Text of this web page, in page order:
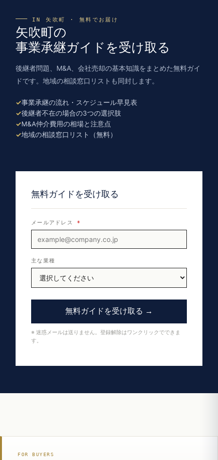
IN 矢吹町 · 無料でお届け
矢吹町の
事業承継ガイドを受け取る
後継者問題、M&A、会社売却の基本知識をまとめた無料ガイ
ドです。地域の相談窓口リストも同封します。
事業承継の流れ・スケジュール早見表
後継者不在の場合の3つの選択肢
M&A仲介費用の相場と注意点
地域の相談窓口リスト（無料）
無料ガイドを受け取る
メールアドレス *
主な業種
無料ガイドを受け取る →
※ 迷惑メールは送りません。登録解除はワンクリックでできま
す。
FOR BUYERS